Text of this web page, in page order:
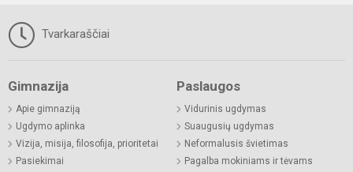
Tvarkaraščiai
Gimnazija
Apie gimnaziją
Ugdymo aplinka
Vizija, misija, filosofija, prioritetai
Pasiekimai
Paslaugos
Vidurinis ugdymas
Suaugusių ugdymas
Neformalusis švietimas
Pagalba mokiniams ir tėvams